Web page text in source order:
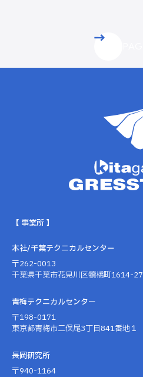
【 事業所 】
本社/千葉テクニカルセンター
〒262-0013
千葉県千葉市花見川区犢橋町1614-27
青梅テクニカルセンター
〒198-0171
東京都青梅市二俣尾3丁目841番地１
長岡研究所
〒940-1164